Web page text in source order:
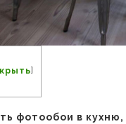
]
фотообои в